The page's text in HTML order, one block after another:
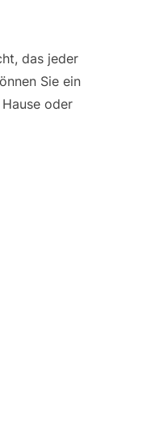
das jeder
Sie ein
oder